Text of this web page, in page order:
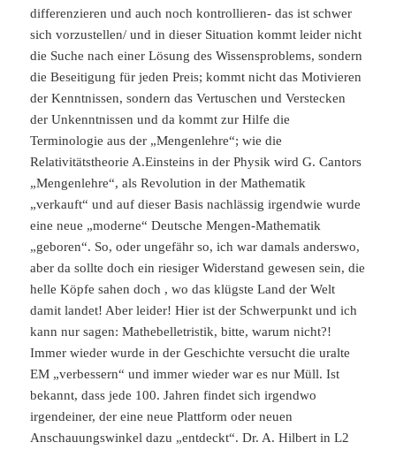
differenzieren und auch noch kontrollieren- das ist schwer
sich vorzustellen/ und in dieser Situation kommt leider nicht
die Suche nach einer Lösung des Wissensproblems, sondern
die Beseitigung für jeden Preis; kommt nicht das Motivieren
der Kenntnissen, sondern das Vertuschen und Verstecken
der Unkenntnissen und da kommt zur Hilfe die
Terminologie aus der „Mengenlehre“; wie die
Relativitätstheorie A.Einsteins in der Physik wird G. Cantors
„Mengenlehre“, als Revolution in der Mathematik
„verkauft“ und auf dieser Basis nachlässig irgendwie wurde
eine neue „moderne“ Deutsche Mengen-Mathematik
„geboren“. So, oder ungefähr so, ich war damals anderswo,
aber da sollte doch ein riesiger Widerstand gewesen sein, die
helle Köpfe sahen doch , wo das klügste Land der Welt
damit landet! Aber leider! Hier ist der Schwerpunkt und ich
kann nur sagen: Mathebelletristik, bitte, warum nicht?!
Immer wieder wurde in der Geschichte versucht die uralte
EM „verbessern“ und immer wieder war es nur Müll. Ist
bekannt, dass jede 100. Jahren findet sich irgendwo
irgendeiner, der eine neue Plattform oder neuen
Anschauungswinkel dazu „entdeckt“. Dr. A. Hilbert in L2